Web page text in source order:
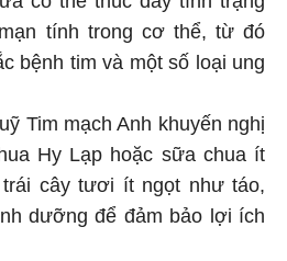
tính trong cơ thể, từ đó
bệnh tim và một số loại ung
Tim mạch Anh khuyến nghị
Hy Lạp hoặc sữa chua ít
cây tươi ít ngọt như táo,
dưỡng để đảm bảo lợi ích